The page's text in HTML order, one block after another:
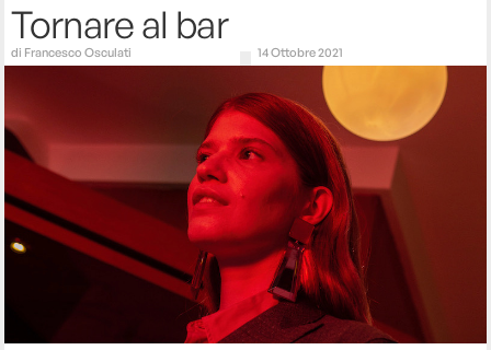
Tornare al bar
di Francesco Osculati 14 Ottobre 2021